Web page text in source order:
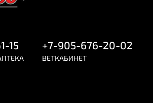
15 +7-905-676-20-02
ВЕТКАБИНЕТ